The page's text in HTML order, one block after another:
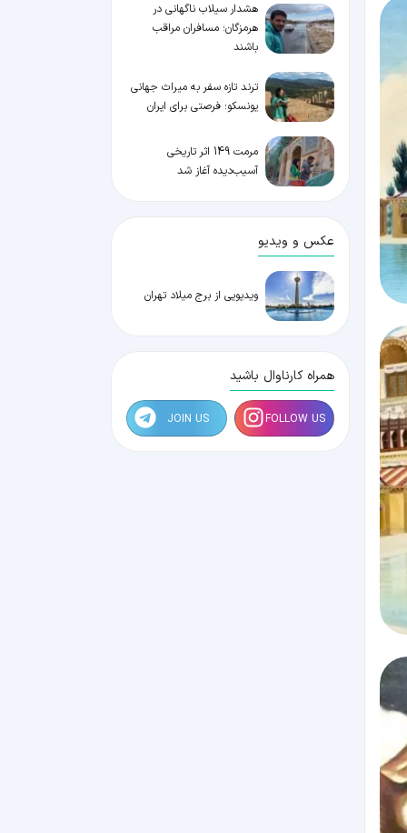
هشدار سیلاب ناگهانی در
هرمزگان؛ مسافران مراقب
باشند
ترند تازه سفر به میراث جهانی
یونسکو؛ فرصتی برای ایران
مرمت 149 اثر تاریخی
آسیب‌دیده آغاز شد
عکس و ویدیو
ویدیویی از برج میلاد تهران
همراه کارناوال باشید
FOLLOW US
JOIN US